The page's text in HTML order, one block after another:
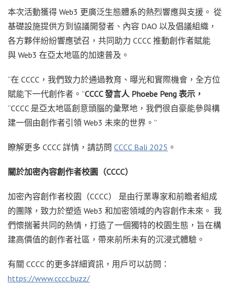
本次活動獲得 Web3 更廣泛生態體系的熱烈響應與支援。 從
基礎設施提供方到協議開發者、內容 DAO 以及倡議組織，
各方夥伴紛紛響應號召，共同助力 CCCC 推動創作者賦能
與 Web3 在亞太地區的加速普及。
“在 CCCC，我們致力於通過教育、曝光和實際機會，全方位
賦能下一代創作者。”CCCC發言人 Phoebe Peng 表示，
“CCCC 是亞太地區創意頭腦的彙聚地，我們很自豪能參與構
建一個由創作者引領 Web3 未來的世界。”
瞭解更多 CCCC 詳情，請訪問 CCCC Bali 2025 。
關於加密內容創作者校園（CCCC）
加密內容創作者校園（CCCC） 是由行業專家和前瞻者組成
的團隊，致力於塑造 Web3 和加密領域的內容創作未來。 我
們懷揣著共同的熱情，打造了一個獨特的校園生態，旨在構
建高價值的創作者社區，帶來前所未有的沉浸式體驗。
有關 CCCC 的更多詳細資訊，用戶可以訪問：
https://www.cccc.buzz/